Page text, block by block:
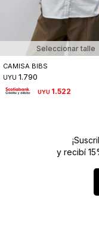
Seleccionar talle
CAMISA BIBS
UYU 1.790
UYU 1.522
y recibí